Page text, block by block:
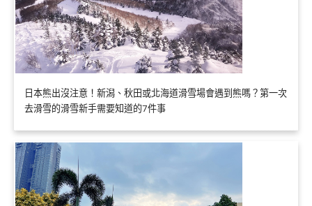
日本熊出沒注意！新潟、秋田或北海道滑雪場會遇到熊嗎？第一次
去滑雪的滑雪新手需要知道的7件事